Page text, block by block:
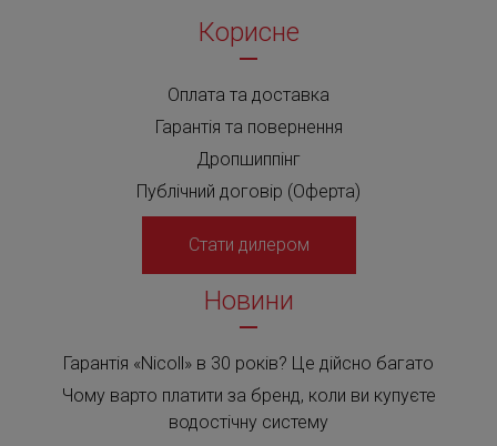
Корисне
Оплата та доставка
Гарантія та повернення
Дропшиппінг
Публічний договір (Оферта)
Стати дилером
Новини
Гарантія «Nicoll» в 30 років? Це дійсно багато
Чому варто платити за бренд, коли ви купуєте
водостічну систему